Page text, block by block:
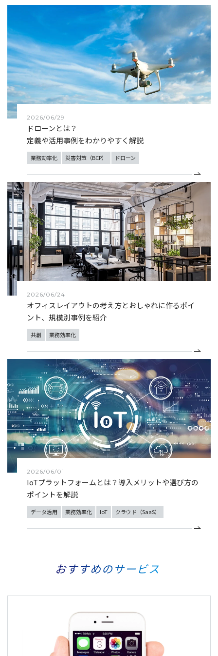
2026/06/29
ドローンとは？
定義や活用事例をわかりやすく解説
業務効率化 災害対策（BCP） ドローン
2026/06/24
オフィスレイアウトの考え方とおしゃれに作るポイ
ント、規模別事例を紹介
共創 業務効率化
2026/06/01
IoTプラットフォームとは？導入メリットや選び方の
ポイントを解説
データ活用 業務効率化 IoT クラウド（SaaS）
おすすめのサービス